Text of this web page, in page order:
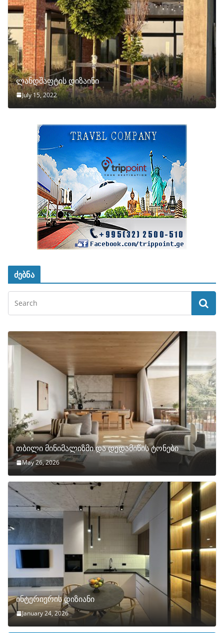
ლანდშაფტის დიზაინი
July 15, 2022
ძებნა
თბილი მინიმალიზმი და დედამიწის ტონები
May 26, 2026
ინტერიერის დიზიანი
January 24, 2026